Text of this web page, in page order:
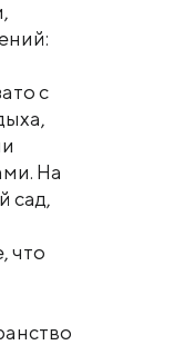
с
На
сад,
что